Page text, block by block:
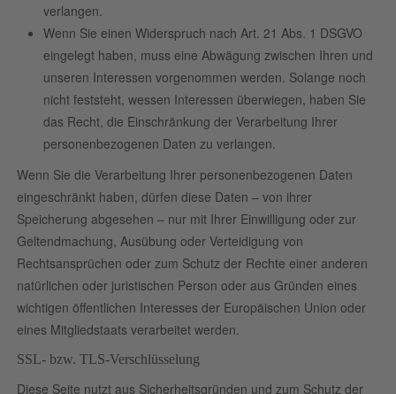
verlangen.
Wenn Sie einen Widerspruch nach Art. 21 Abs. 1 DSGVO
eingelegt haben, muss eine Abwägung zwischen Ihren und
unseren Interessen vorgenommen werden. Solange noch
nicht feststeht, wessen Interessen überwiegen, haben Sie
das Recht, die Einschränkung der Verarbeitung Ihrer
personenbezogenen Daten zu verlangen.
Wenn Sie die Verarbeitung Ihrer personenbezogenen Daten
eingeschränkt haben, dürfen diese Daten – von ihrer
Speicherung abgesehen – nur mit Ihrer Einwilligung oder zur
Geltendmachung, Ausübung oder Verteidigung von
Rechtsansprüchen oder zum Schutz der Rechte einer anderen
natürlichen oder juristischen Person oder aus Gründen eines
wichtigen öffentlichen Interesses der Europäischen Union oder
eines Mitgliedstaats verarbeitet werden.
SSL- bzw. TLS-Verschlüsselung
Diese Seite nutzt aus Sicherheitsgründen und zum Schutz der